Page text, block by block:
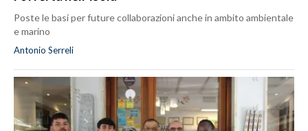
Poste le basi per future collaborazioni anche in ambito ambientale
e marino
Antonio Serreli